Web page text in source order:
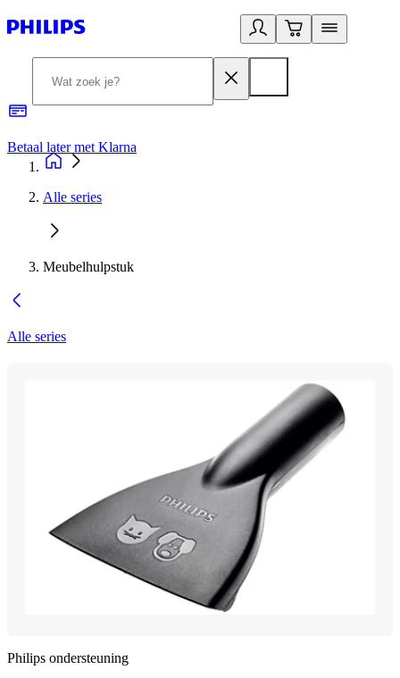
Betaal later met Klarna
Alle series
Meubelhulpstuk
Alle series
Philips ondersteuning